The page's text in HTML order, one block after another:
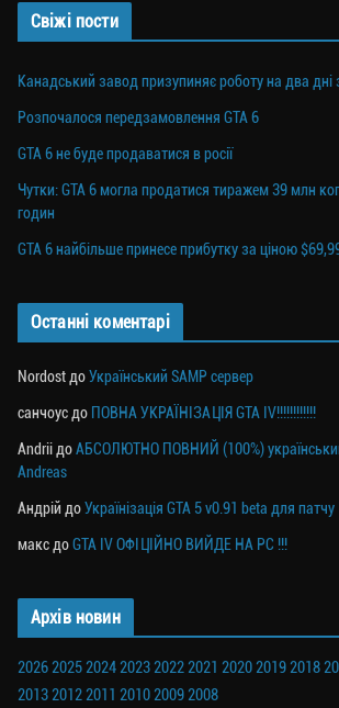
Свіжі пости
Канадський завод призупиняє роботу на два дні
Розпочалося передзамовлення GTA 6
GTA 6 не буде продаватися в росії
Чутки: GTA 6 могла продатися тиражем 39 млн
годин
GTA 6 найбільше принесе прибутку за ціною
Останні коментарі
Nordost доУкраїнський SAMP сервер
санчоус до ПОВНА УКРАЇНІЗАЦІЯ GTA IV!!!!!!!!!!!!
Andrii доАБСОЛЮТНО ПОВНИЙ (100%)
Andreas
Андрій доУкраїнізація GTA 5 v0.91 beta для
макс доGTA IV ОФІЦІЙНО ВИЙДЕ НА PC !!!
Архів новин
202620252024202320222021 202020192018
201320122011 201020092008